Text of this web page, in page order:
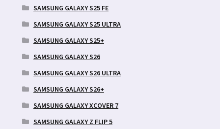
SAMSUNG GALAXY S25 FE
SAMSUNG GALAXY S25 ULTRA
SAMSUNG GALAXY S25+
SAMSUNG GALAXY S26
SAMSUNG GALAXY S26 ULTRA
SAMSUNG GALAXY S26+
SAMSUNG GALAXY XCOVER 7
SAMSUNG GALAXY Z FLIP 5